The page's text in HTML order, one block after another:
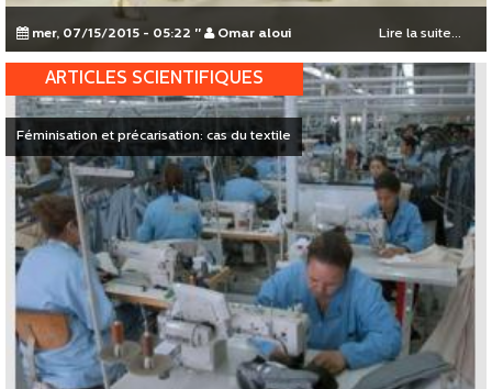
mer, 07/15/2015 - 05:22 " Omar aloui Lire la suite...
Féminisation et précarisation: cas du textile
ARTICLES SCIENTIFIQUES